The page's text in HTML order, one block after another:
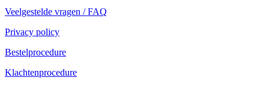
Veelgestelde vragen / FAQ
Privacy policy
Bestelprocedure
Klachtenprocedure